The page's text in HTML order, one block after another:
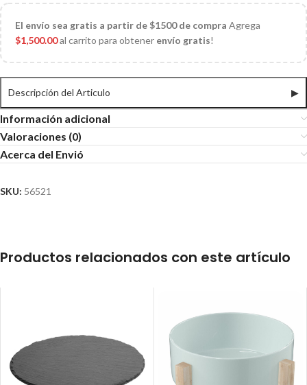
El envío sea gratis a partir de $1500 de compra Agrega
$1,500.00al carrito para obtener envío gratis!
Descripción del Articulo ▶
Información adicional
Valoraciones (0)
Acerca del Envió
SKU: 56521
Productos relacionados con este artículo